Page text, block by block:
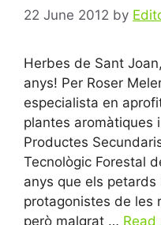
22 June 2012 by
Herbes de Sant
anys! Per Roser
especialista en
plantes aromàtiques
Productes
Tecnològic Forestal
anys que els
protagonistes de les
però malgrat … Read